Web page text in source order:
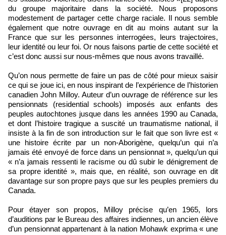
du groupe majoritaire dans la société. Nous proposons
modestement de partager cette charge raciale. Il nous semble
également que notre ouvrage en dit au moins autant sur la
France que sur les personnes interrogées, leurs trajectoires,
leur identité ou leur foi. Or nous faisons partie de cette société et
c’est donc aussi sur nous‑mêmes que nous avons travaillé.
Qu’on nous permette de faire un pas de côté pour mieux saisir
ce qui se joue ici, en nous inspirant de l’expérience de l’historien
canadien John Milloy. Auteur d’un ouvrage de référence sur les
pensionnats (residential schools) imposés aux enfants des
peuples autochtones jusque dans les années 1990 au Canada,
et dont l’histoire tragique a suscité un traumatisme national, il
insiste à la fin de son introduction sur le fait que son livre est «
une histoire écrite par un non‑Aborigène, quelqu’un qui n’a
jamais été envoyé de force dans un pensionnat », quelqu’un qui
« n’a jamais ressenti le racisme ou dû subir le dénigrement de
sa propre identité », mais que, en réalité, son ouvrage en dit
davantage sur son propre pays que sur les peuples premiers du
Canada.
Pour étayer son propos, Milloy précise qu’en 1965, lors
d’auditions par le Bureau des affaires indiennes, un ancien élève
d’un pensionnat appartenant à la nation Mohawk exprima « une